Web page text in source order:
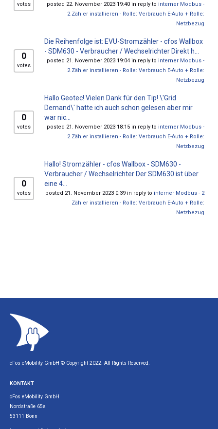
votes posted 22. November 2023 19:40 in reply to interner Modbus -
2 Zähler installieren - Rolle: Verbrauch E-Auto + Rolle:
Netzbezug
0
votes
Die Reihenfolge ist: EVU-Stromzähler - cfos Wallbox
- SDM630 - Verbraucher / Wechselrichter Direkt h...
posted 21. November 2023 19:04 in reply to interner Modbus -
2 Zähler installieren - Rolle: Verbrauch E-Auto + Rolle:
Netzbezug
0
votes
Hallo Geotec! Vielen Dank für den Tip! \'Grid
Demand\' hatte ich auch schon gelesen aber mir
war nic...
posted 21. November 2023 18:15 in reply to interner Modbus -
2 Zähler installieren - Rolle: Verbrauch E-Auto + Rolle:
Netzbezug
0
votes
Hallo! Stromzähler - cfos Wallbox - SDM630 -
Verbraucher / Wechselrichter Der SDM630 ist über
eine 4...
posted 21. November 2023 0:39 in reply to interner Modbus - 2
Zähler installieren - Rolle: Verbrauch E-Auto + Rolle:
Netzbezug
cFos eMobility GmbH © Copyright 2022. All Rights Reserved.
KONTAKT
cFos eMobility GmbH
Nordstraße 65a
53111 Bonn